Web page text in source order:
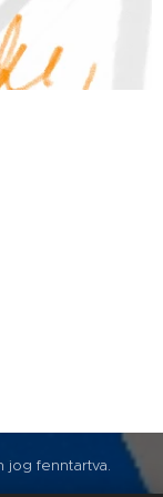
jog fenntartva.